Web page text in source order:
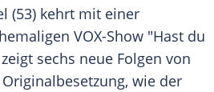
(53) kehrt mit einer
VOX-Show "Hast du
sechs neue Folgen von
Originalbesetzung, wie der